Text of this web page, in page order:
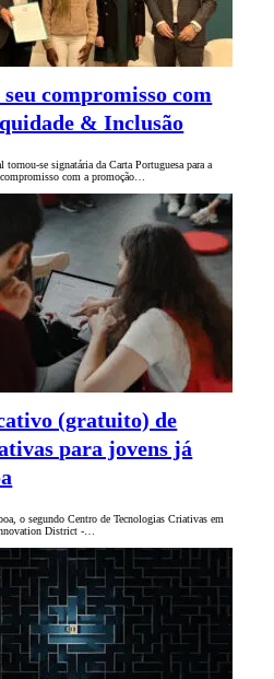
compromisso com
& Inclusão
se signatária da Carta Portuguesa para a
com a promoção…
(gratuito) de
para jovens já
o segundo Centro de Tecnologias Criativas em
District -…